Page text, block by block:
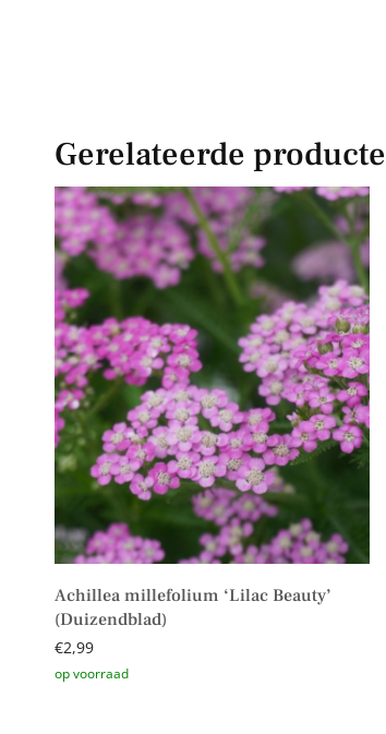
Gerelateerde
Achillea millefolium ‘Lilac Beauty’
(Duizendblad)
€2,99